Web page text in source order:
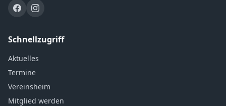
Schnellzugriff
Aktuelles
Termine
Vereinsheim
Mitglied werden